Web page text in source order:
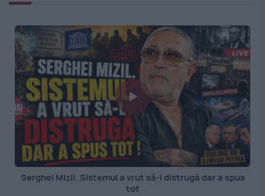
Serghei Mizil. Sistemul a vrut să-l distrugă dar a spus
tot